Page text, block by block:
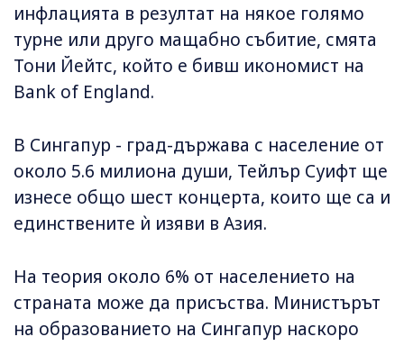
инфлацията в резултат на някое голямо
турне или друго мащабно събитие, смята
Тони Йейтс, който е бивш икономист на
Bank of England.
В Сингапур - град-държава с население от
около 5.6 милиона души, Тейлър Суифт ще
изнесе общо шест концерта, които ще са и
единствените ѝ изяви в Азия.
На теория около 6% от населението на
страната може да присъства. Министърът
на образованието на Сингапур наскоро